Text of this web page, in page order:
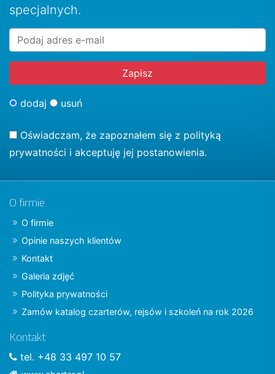
specjalnych.
dodaj usuń
Oświadczam, że zapoznałem się z polityką
prywatności i akceptuję jej postanowienia.
O firmie
O firmie
Opinie naszych klientów
Kontakt
Galeria zdjęć
Polityka prywatności
Zamów katalog czarterów, rejsów i szkoleń na rok 2026
Kontakt
tel. +48 33 497 10 57